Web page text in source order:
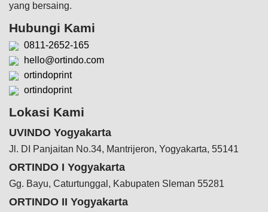
yang bersaing.
Hubungi Kami
0811-2652-165
hello@ortindo.com
ortindoprint
ortindoprint
Lokasi Kami
UVINDO Yogyakarta
Jl. DI Panjaitan No.34, Mantrijeron, Yogyakarta, 55141
ORTINDO I Yogyakarta
Gg. Bayu, Caturtunggal, Kabupaten Sleman 55281
ORTINDO II Yogyakarta